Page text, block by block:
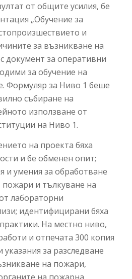
от общите усилия, бе
„Обучение за
и
за възникване на
документ за оперативни
за обучение на
Формуляр за Ниво 1 беше
събиране на
използване от
на Ниво 1.
на проекта бяха
и бе обменен опит;
и умения за обработване
пожари и тълкуване на
лабораторни
идентифицирани бяха
На местно ниво,
и отпечата 300 копия
за разследване
на пожари,